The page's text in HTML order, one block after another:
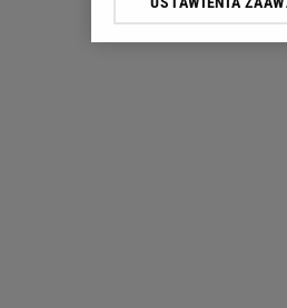
Klikając „Akceptuję”